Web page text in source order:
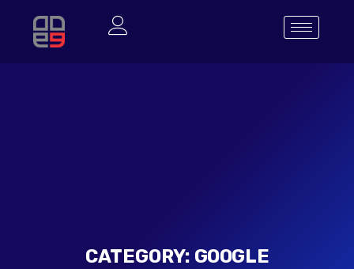
CATEGORY: GOOGLE